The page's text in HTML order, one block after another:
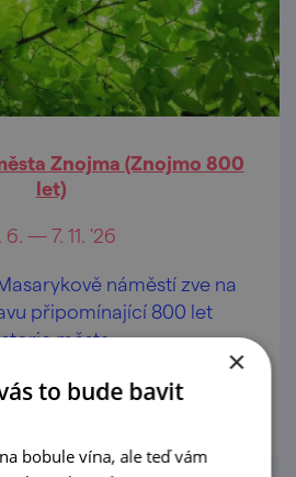
Znojma (Znojmo 800
let)
6. — 7. 11. '26
náměstí zve na
připomínající 800 let
města.
prohlédnout
×
to bude bavit
bobule vína, ale teď vám